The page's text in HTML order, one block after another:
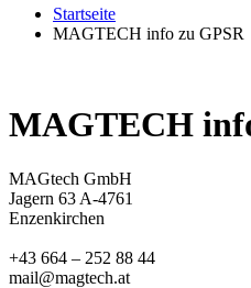
Startseite
MAGTECH info zu GPSR
MAGTECH
MAGtech GmbH
Jagern 63 A-4761
Enzenkirchen
+43 664 – 252 88 44
mail@magtech.at